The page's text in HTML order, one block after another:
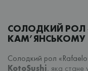
СОЛОДКИЙ РОЛ
КАМ’ЯНСЬКОМУ
Солодкий рол
KotoSushi, яка